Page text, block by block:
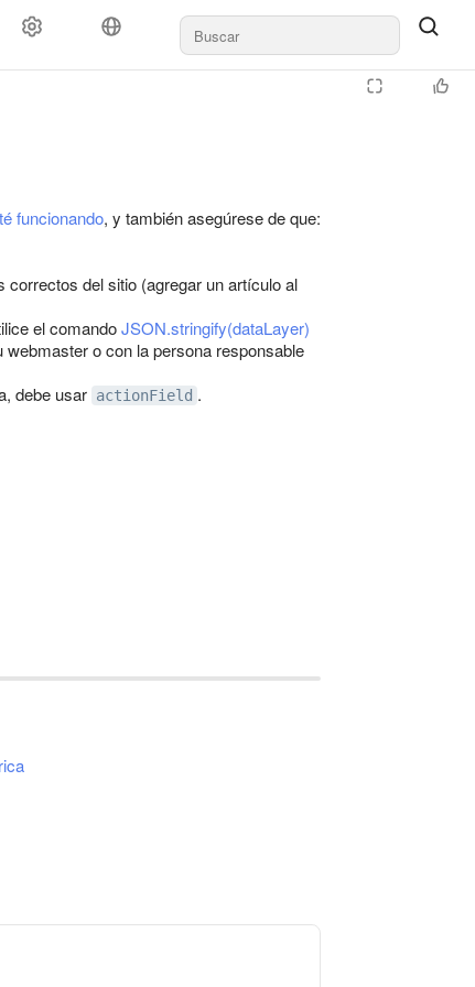
funcionando, y también asegúrese de que:
correctos del sitio (agregar un artículo al
el comandoJSON.stringify(dataLayer)
o con la persona responsable
debe usar actionField .